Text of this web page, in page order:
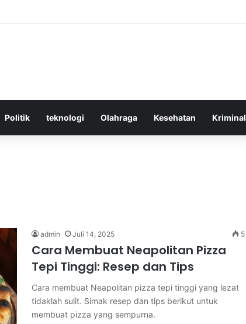
Politik teknologi Olahraga Kesehatan Kriminal
admin Juli 14, 2025 5
Cara Membuat Neapolitan Pizza
Tepi Tinggi: Resep dan Tips
Cara membuat Neapolitan pizza tepi tinggi yang lezat
tidaklah sulit. Simak resep dan tips berikut untuk
membuat pizza yang sempurna.